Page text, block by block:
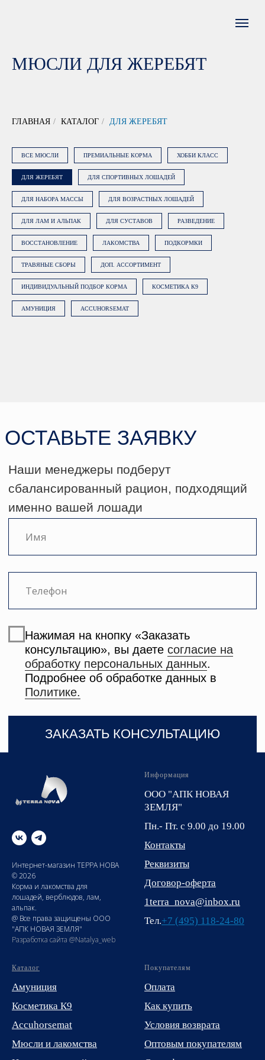
МЮСЛИ ДЛЯ ЖЕРЕБЯТ
ГЛАВНАЯ / КАТАЛОГ / ДЛЯ ЖЕРЕБЯТ
ВСЕ МЮСЛИ ПРЕМИАЛЬНЫЕ КОРМА ХОББИ КЛАСС
ДЛЯ ЖЕРЕБЯТ ДЛЯ СПОРТИВНЫХ ЛОШАДЕЙ
ДЛЯ НАБОРА МАССЫ ДЛЯ ВОЗРАСТНЫХ ЛОШАДЕЙ
ДЛЯ ЛАМ И АЛЬПАК ДЛЯ СУСТАВОВ РАЗВЕДЕНИЕ
ВОССТАНОВЛЕНИЕ ЛАКОМСТВА ПОДКОРМКИ
ТРАВЯНЫЕ СБОРЫ ДОП. АССОРТИМЕНТ
ИНДИВИДУАЛЬНЫЙ ПОДБОР КОРМА КОСМЕТИКА К9
АМУНИЦИЯ ACCUHORSEMAT
ОСТАВЬТЕ ЗАЯВКУ
согласие на
обработку персональных данных.
Подробнее об обработке данных в
Политике.
Интернет-магазин ТЕРРА НОВА
© 2026
Корма и лакомства для
лошадей, верблюдов, лам,
альпак.
@ Все права защищены ООО
"АПК НОВАЯ ЗЕМЛЯ"
Разработка сайта @Natalya_web
Информация
ООО "АПК НОВАЯ
ЗЕМЛЯ"
Пн.- Пт. с 9.00 до 19.00
Контакты
Реквизиты
Договор-оферта
1terra_nova@inbox.ru
Тел.+7 (495) 118-24-80
Каталог
Амуниция
Косметика К9
Accuhorsemat
Мюсли и лакомства
Покупателям
Оплата
Как купить
Условия возврата
Оптовым покупателям